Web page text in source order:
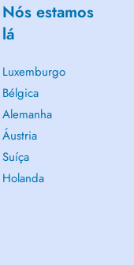
Nós estamos
lá
Luxemburgo
Bélgica
Alemanha
Áustria
Suíça
Holanda